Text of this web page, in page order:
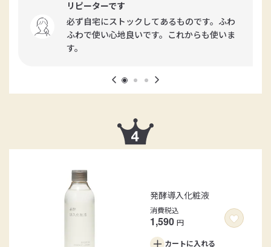
リピーターです
必ず自宅にストックしてあるものです。ふわ
ふわで使い心地良いです。これからも使いま
す。
発酵導入化粧液
消費税込
1,590 円
カートに入れる